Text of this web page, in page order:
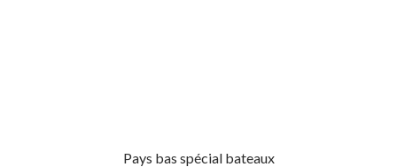
Pays bas spécial bateaux